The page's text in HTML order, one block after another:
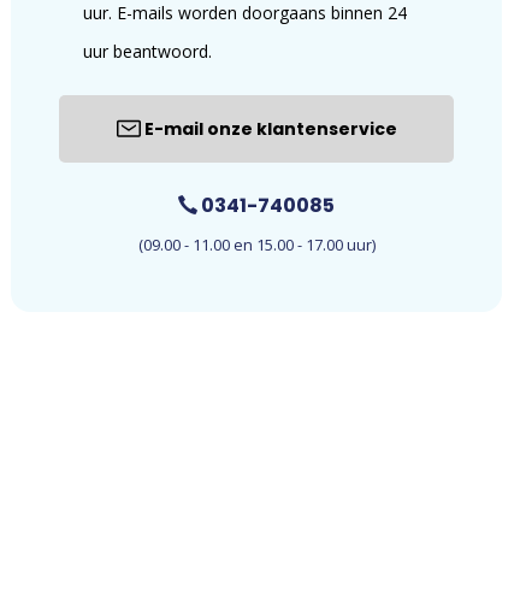
uur. E-mails worden doorgaans binnen 24
uur beantwoord.
E-mail onze klantenservice
0341-740085
(09.00 - 11.00 en 15.00 - 17.00 uur)